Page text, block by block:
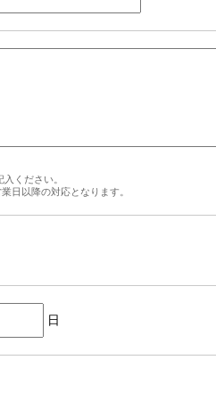
ください。
日以降の対応となります。
日